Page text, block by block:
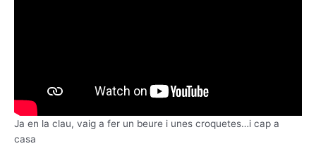
Ja en la clau, vaig a fer un beure i unes croquetes…i cap a
casa